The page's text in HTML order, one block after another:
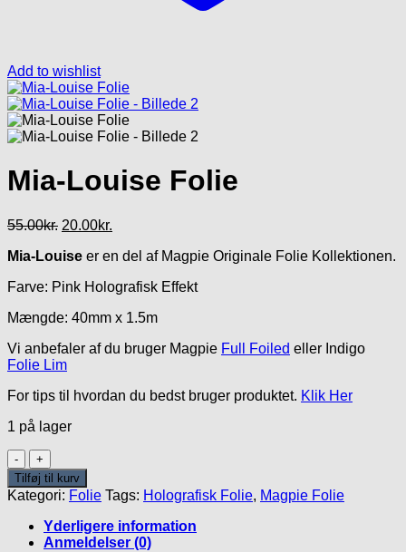
Add to wishlist
Mia-Louise Folie
55.00kr. Den
pris
55.00kr..
20.00kr.
pris
20.00kr..
Mia-Louise er en del af Magpie Originale Folie Kollektionen.
Farve: Pink Holografisk Effekt
Mængde: 40mm x 1.5m
Vi anbefaler af du bruger Magpie Full Foiled eller Indigo
Folie Lim
For tips til hvordan du bedst bruger produktet. Klik Her
1 på lager
Mia-
Louise
Folie
antal
Tilføj til kurv
Kategori: Folie Tags: Holografisk Folie, Magpie Folie
Yderligere information
Anmeldelser (0)